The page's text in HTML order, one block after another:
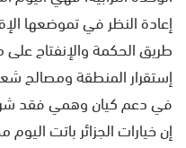
إعادة النظر في تموضعها
طريق الحكمة والإنفتاح
إستقرار المنطقة ومصالح
في دعم كيان وهمي فقد
إن خيارات الجزائر باتت